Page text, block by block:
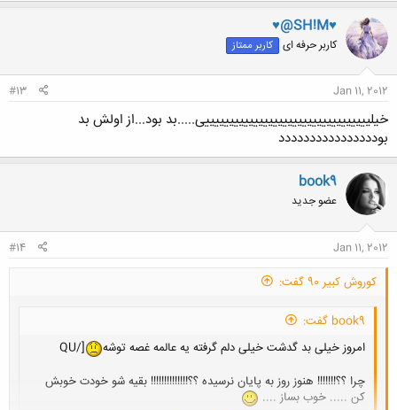
♥@SH!M♥
کاربر حرفه ای کاربر ممتاز
Jan 11, 2012
#13
خیلییییییییییییییییییییییییییییییییییی.....بد بود...از اولش بد
بودددددددددددددددد
book9
عضو جدید
Jan 11, 2012
#14
کوروش کبیر 90 گفت:
book9 گفت:
امروز خیلی بد گدشت خیلی دلم گرفته یه عالمه غصه توشه
[/QU
چرا ؟؟!!!!!!! هنوز روز به پایان نرسیده ؟؟!!!!!!!!!!!!!! بقیه شو خودت خوبش
کن ..... خوب بساز ....